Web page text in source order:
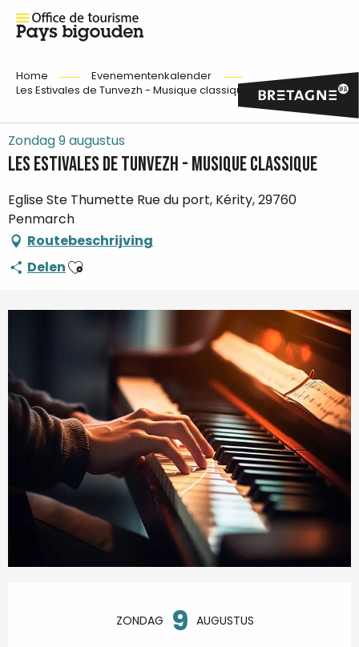
Home
Evenementenkalender
Les Estivales de Tunvezh - Musique classique
Zondag 9 augustus
Les Estivales de Tunvezh - Musique classique
Eglise Ste Thumette Rue du port, Kérity, 29760
Penmarch
Routebeschrijving
DelenAjouter aux favoris
ZONDAG 9 AUGUSTUS